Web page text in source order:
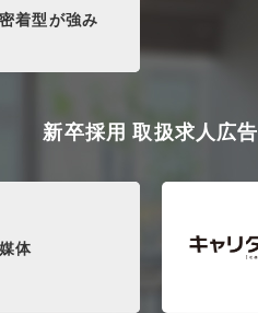
着型が強み
新卒採用 取扱求人広告
体